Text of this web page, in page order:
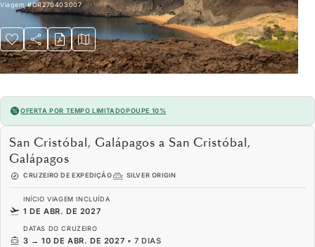
Viagem #OR270403007
OFERTA POR TEMPO LIMITADOPOUPE 10%
San Cristóbal, Galápagos a San Cristóbal,
Galápagos
CRUZEIRO DE EXPEDIÇÃO SILVER ORIGIN
INÍCIO VIAGEM INCLUÍDA
1 DE ABR. DE 2027
DATAS DO CRUZEIRO
3 → 10 DE ABR. DE 2027 •7 DIAS